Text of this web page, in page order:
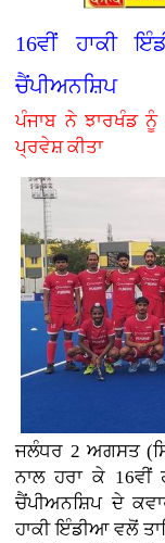
16ਵੀਂ ਹਾਕੀ
ਚੈਂਪੀਅਨਸ਼ਿਪ
ਪੰਜਾਬ ਨੇ ਝਾਰਖੰਡ ਨੂੰ
ਪ੍ਰਵੇਸ਼ ਕੀਤਾ
ਜਲੰਧਰ 2 ਅਗਸਤ
ਨਾਲ ਹਰਾ ਕੇ 16ਵੀਂ
ਚੈਂਪੀਅਨਸ਼ਿਪ ਦੇ
ਹਾਕੀ ਇੰਡੀਆ ਵਲੋਂ